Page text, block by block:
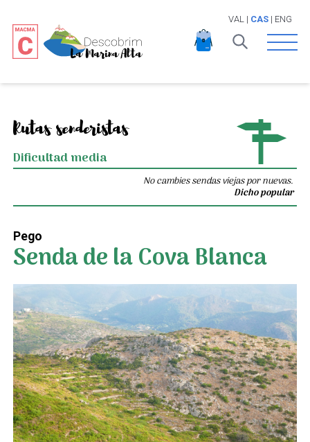
VAL | CAS| ENG
Open
Rutas senderistas
Dificultad media
No cambies sendas viejas por nuevas.
Dicho popular
Pego
Senda de la Cova Blanca